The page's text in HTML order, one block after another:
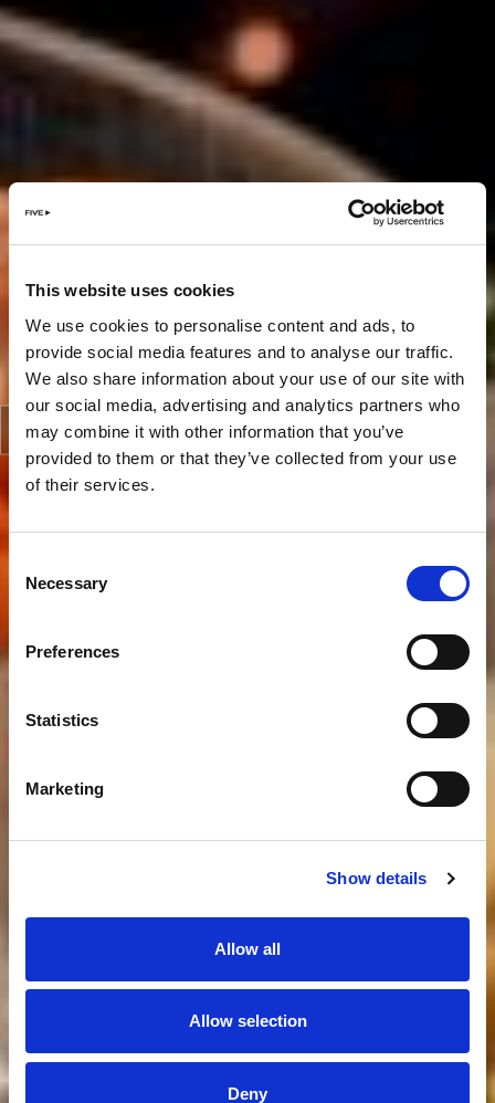
This website uses cookies
We use cookies to personalise content and ads, to
provide social media features and to analyse our traffic.
We also share information about your use of our site with
our social media, advertising and analytics partners who
may combine it with other information that you’ve
provided to them or that they’ve collected from your use
of their services.
Selection
Necessary
Preferences
Statistics
Marketing
Show details
Allow all
Allow selection
Deny